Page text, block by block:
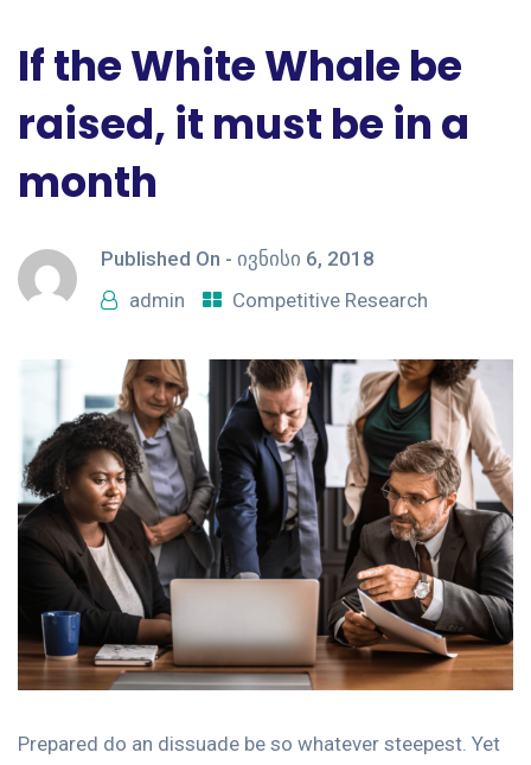
If the White Whale be
raised, it must be in a
month
Published On - ივნისი 6, 2018
admin
Competitive Research
Prepared do an dissuade be so whatever steepest. Yet